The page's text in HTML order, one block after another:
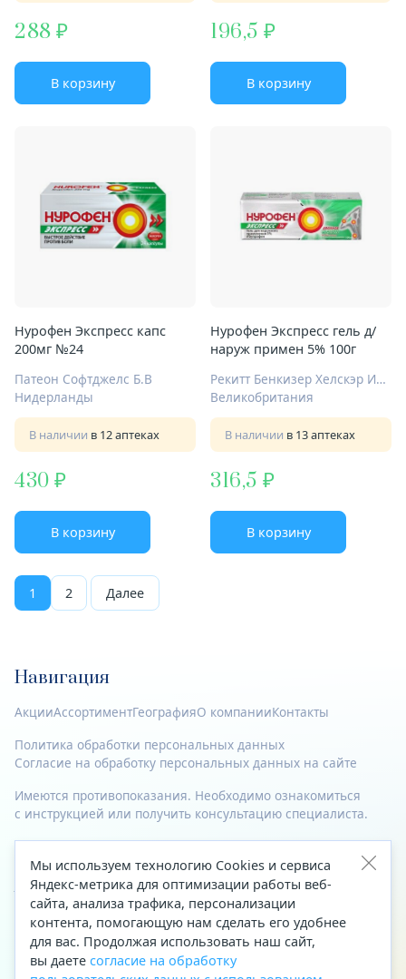
288
В корзину
196,5
В корзину
Нурофен Экспресс капс
200мг №24
Патеон Софтджелс Б.В
Нидерланды
В наличии в 12 аптеках
430
В корзину
Нурофен Экспресс гель д/
наруж примен 5% 100г
Рекитт Бенкизер Хелскэр Интернешнл Лтд
Великобритания
В наличии в 13 аптеках
316,5
В корзину
1 2 Далее
Навигация
АкцииАссортиментГеографияО компанииКонтакты
Политика обработки персональных данных
Согласие на обработку персональных данных на сайте
Имеются противопоказания. Необходимо ознакомиться
с инструкцией или получить консультацию специалиста.
© 2023—2026 Все права защищены.
Адрес
Архангельск, ул. Папанина, д. 19 (вход в здание со стороны
автоцентра «Тойота»)
Приемная Генерального директора
Мы используем технологию Cookies и сервиса
Яндекс-метрика для оптимизации работы веб-
сайта, анализа трафика, персонализации
контента, помогающую нам сделать его удобнее
для вас. Продолжая использовать наш сайт,
вы даете согласие на обработку